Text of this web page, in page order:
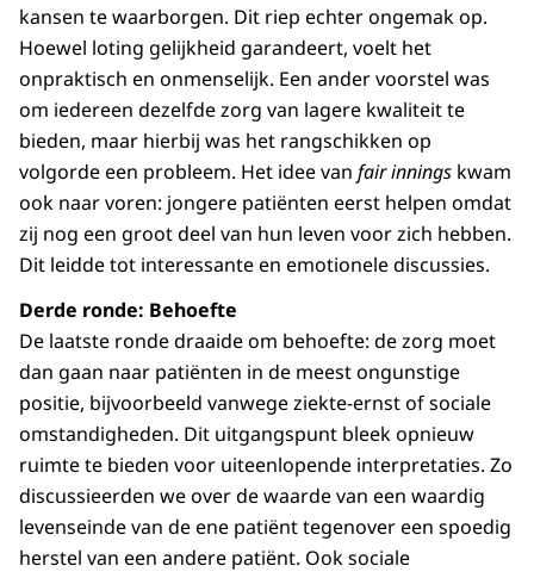
kansen te waarborgen. Dit riep echter ongemak op.
Hoewel loting gelijkheid garandeert, voelt het
onpraktisch en onmenselijk. Een ander voorstel was
om iedereen dezelfde zorg van lagere kwaliteit te
bieden, maar hierbij was het rangschikken op
volgorde een probleem. Het idee van fair innings kwam
ook naar voren: jongere patiënten eerst helpen omdat
zij nog een groot deel van hun leven voor zich hebben.
Dit leidde tot interessante en emotionele discussies.
Derde ronde: Behoefte
De laatste ronde draaide om behoefte: de zorg moet
dan gaan naar patiënten in de meest ongunstige
positie, bijvoorbeeld vanwege ziekte-ernst of sociale
omstandigheden. Dit uitgangspunt bleek opnieuw
ruimte te bieden voor uiteenlopende interpretaties. Zo
discussieerden we over de waarde van een waardig
levenseinde van de ene patiënt tegenover een spoedig
herstel van een andere patiënt. Ook sociale